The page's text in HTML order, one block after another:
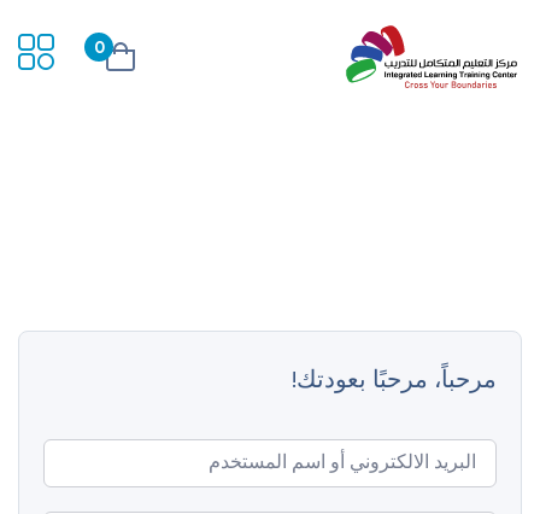
0
مرحباً، مرحبًا بعودتك!